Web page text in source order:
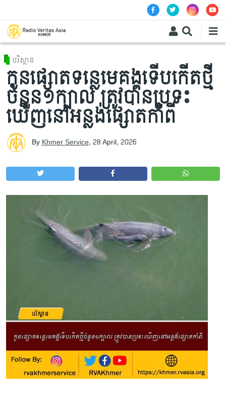
បរិស្ថាន
កូនផ្សោតទន្លេមេគង្គទើបកើតថ្មី
ចំនួន១ក្បាល ត្រូវបានប្រទះ
ឃើញនៅអន្លង់ផ្សោតកាំពី
ByKhmer Service, 28 April, 2026